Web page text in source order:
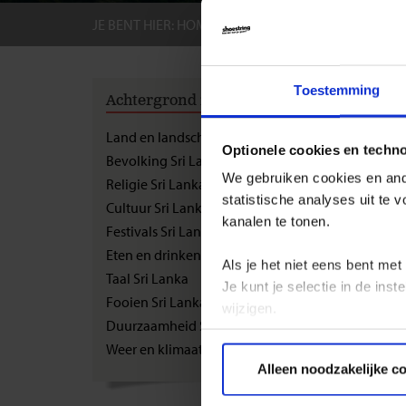
Toestemming
Optionele cookies en
We gebruiken cookies en
statistische analyses uit te
kanalen te tonen.
Als je het niet eens bent
Je kunt je selectie in de
wijzigen.
Alleen noodzakelijke
JE BENT HIER: HOME BESTEMMINGEN
Achtergrond informatie
Land en landschap Sri Lanka
Bevolking Sri Lanka
Religie Sri Lanka
Cultuur Sri Lanka
Festivals Sri Lanka
Eten en drinken Sri Lanka
Taal Sri Lanka
Fooien Sri Lanka
Duurzaamheid Sri Lanka
Weer en klimaat Sri Lanka
Op het
de
wordt
Ook
een
kleine